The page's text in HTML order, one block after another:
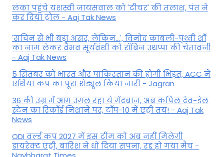
लंका पहुंचे यशस्वी जायसवाल को 'टीचर' की तलाश, पंत ने
कर द‍िया ट्रोल - Aaj Tak News
'सचिन से भी बड़ा असर, लेकिन...', व‍िनोद कांबली-पृथ्वी शॉ
का नाम लेकर वैभव सूर्यवंशी को रॉबिन उथप्पा की चेतावनी
- Aaj Tak News
5 सितंबर को भारत और पाकिस्‍तान की होगी भिड़ंत, ACC ने
एशिया कप का पूरा शेड्यूल किया जारी - Jagran
36 की उम्र में आग उगल रहा ये गेंदबाज, अब कपिल देव-डेल
स्टेन का रिकॉर्ड निशाने पर, टॉप-10 में एंट्री तय! - Aaj Tak
News
ODI वर्ल्ड कप 2027 में इस टीम को अब नहीं मिलेगी
डायरेक्ट एंट्री, बारिश ने धो दिया सपना, रद्द हो गया मैच -